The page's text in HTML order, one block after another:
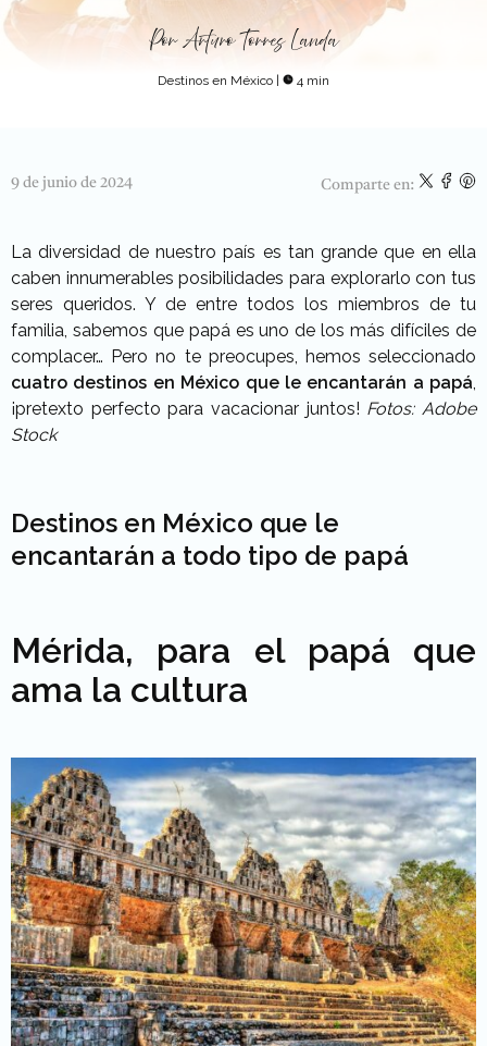
Por Arturo Torres Landa
Destinos en México | 4 min
9 de junio de 2024 Comparte en:
La diversidad de nuestro país es tan grande que en ella
caben innumerables posibilidades para explorarlo con tus
seres queridos. Y de entre todos los miembros de tu
familia, sabemos que papá es uno de los más difíciles de
complacer… Pero no te preocupes, hemos seleccionado
cuatro destinos en México que le encantarán a papá
¡pretexto perfecto para vacacionar juntos! Fotos: Adobe
Stock
Destinos en México que le
encantarán a todo tipo de papá
Mérida, para el papá que
ama la cultura